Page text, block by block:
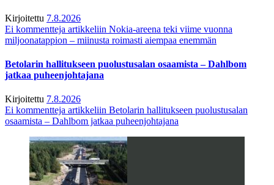
Kirjoitettu 7.8.2026
Ei kommentteja artikkeliin Nokia-areena teki viime vuonna
miljoonatappion – miinusta roimasti aiempaa enemmän
Betolarin hallitukseen puolustusalan osaamista – Dahlbom
jatkaa puheenjohtajana
Kirjoitettu 7.8.2026
Ei kommentteja artikkeliin Betolarin hallitukseen puolustusalan
osaamista – Dahlbom jatkaa puheenjohtajana